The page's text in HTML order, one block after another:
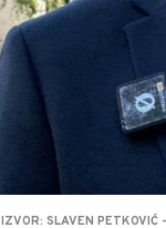
IZVOR: SLAVEN PETKOVIĆ